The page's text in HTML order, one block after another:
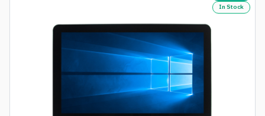
In Stock